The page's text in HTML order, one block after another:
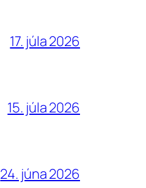
17. júla 2026
15. júla 2026
24. júna 2026